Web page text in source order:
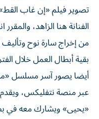
تصوير فيلم «إن غاب
الفنانة هنا الزاهد،
من إخراج سارة نوح وتأليف
بقية أبطال العمل خلال
أيضا يصور آسر مسلسل
عبر منصة نتفليكس،
«يحيى» ويشارك معه في